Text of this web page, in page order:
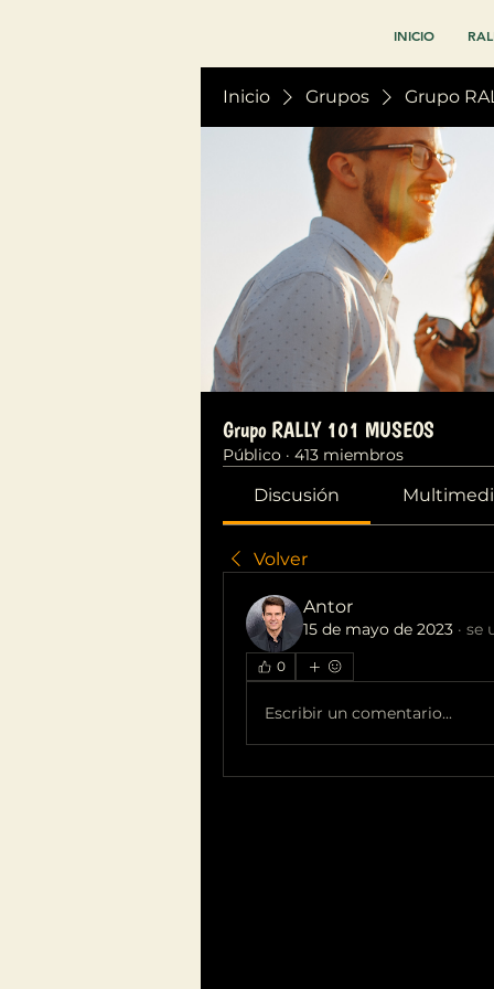
INICIO
Inicio Grupos Grupo
Grupo RALLY 101 MUSEOS
Público · 413 miembros
Discusión
Volver
Antor
15 de mayo de 2023 · se
0
Escribir un comentario...